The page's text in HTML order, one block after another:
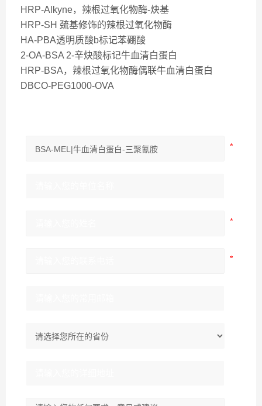
HRP-Alkyne，辣根过氧化物酶-炔基
HRP-SH 巯基修饰的辣根过氧化物酶
HA-PBA透明质酸b标记苯硼酸
2-OA-BSA 2-辛炔酸标记牛血清白蛋白
HRP-BSA，辣根过氧化物酶偶联牛血清白蛋白
DBCO-PEG1000-OVA